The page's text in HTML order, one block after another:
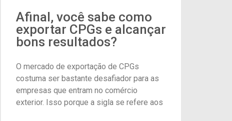
Afinal, você sabe como
exportar CPGs e alcançar
bons resultados?
O mercado de exportação de CPGs
costuma ser bastante desafiador para as
empresas que entram no comércio
exterior. Isso porque a sigla se refere aos